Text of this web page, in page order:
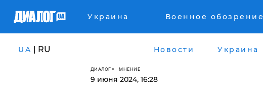
Украина Военное обозрение
UA | RU Новости Украина
ДИАЛОГ МНЕНИЕ
9 июня 2024, 16:28